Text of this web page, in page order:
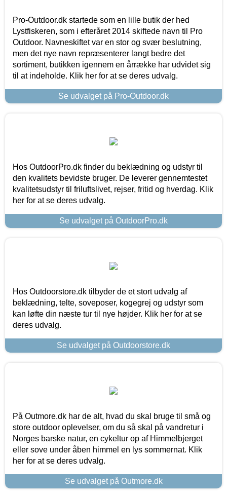
Pro-Outdoor.dk startede som en lille butik der hed
Lystfiskeren, som i efteråret 2014 skiftede navn til Pro
Outdoor. Navneskiftet var en stor og svær beslutning,
men det nye navn repræsenterer langt bedre det
sortiment, butikken igennem en årrække har udvidet sig
til at indeholde. Klik her for at se deres udvalg.
Se udvalget på Pro-Outdoor.dk
Hos OutdoorPro.dk finder du beklædning og udstyr til
den kvalitets bevidste bruger. De leverer gennemtestet
kvalitetsudstyr til friluftslivet, rejser, fritid og hverdag. Klik
her for at se deres udvalg.
Se udvalget på OutdoorPro.dk
Hos Outdoorstore.dk tilbyder de et stort udvalg af
beklædning, telte, soveposer, kogegrej og udstyr som
kan løfte din næste tur til nye højder. Klik her for at se
deres udvalg.
Se udvalget på Outdoorstore.dk
På Outmore.dk har de alt, hvad du skal bruge til små og
store outdoor oplevelser, om du så skal på vandretur i
Norges barske natur, en cykeltur op af Himmelbjerget
eller sove under åben himmel en lys sommernat. Klik
her for at se deres udvalg.
Se udvalget på Outmore.dk